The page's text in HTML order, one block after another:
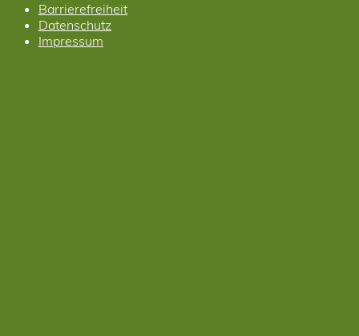
Barrierefreiheit
Datenschutz
Impressum